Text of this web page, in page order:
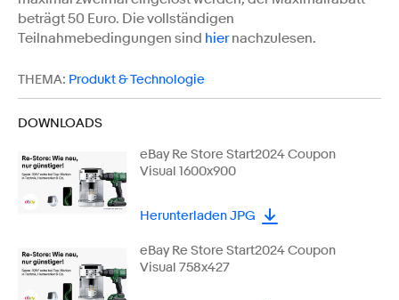
beträgt 50 Euro. Die vollständigen
Teilnahmebedingungen sind hiernachzulesen.
THEMA: Produkt & Technologie
DOWNLOADS
eBay Re Store Start2024 Coupon
Visual 1600x900
Herunterladen JPG
eBay Re Store Start2024 Coupon
Visual 758x427